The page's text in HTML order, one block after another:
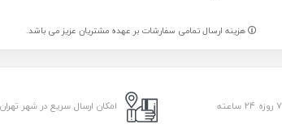
هزینه ارسال تمامی سفارشات بر عهده مشتریان عزیز می باشد.
امکان ارسال سریع در شهر تهران